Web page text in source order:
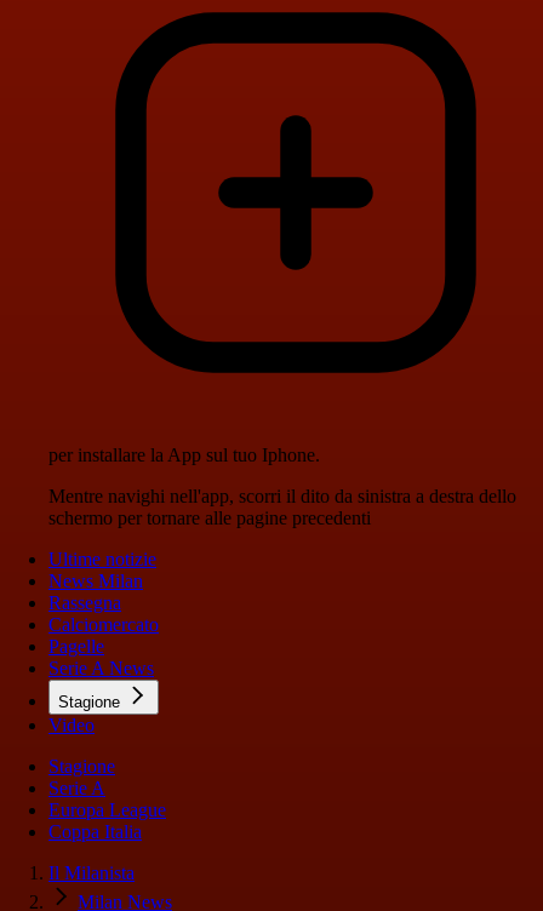
per installare la App sul tuo Iphone.
Mentre navighi nell'app, scorri il dito da sinistra a destra dello
schermo per tornare alle pagine precedenti
Ultime notizie
News Milan
Rassegna
Calciomercato
Pagelle
Serie A News
Stagione
Video
Stagione
Serie A
Europa League
Coppa Italia
Il Milanista
Milan News